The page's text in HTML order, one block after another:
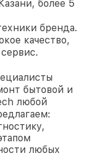
более 5
бренда.
качество,
бытовой и
любой
любых